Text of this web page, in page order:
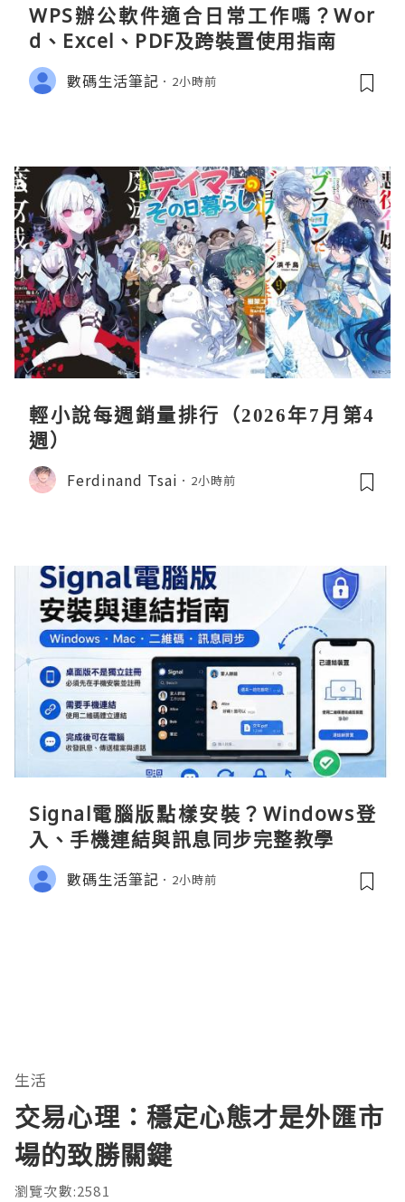
WPS辦公軟件適合日常工作嗎？Wor
d、Excel、PDF及跨裝置使用指南
數碼生活筆記 2小時前
輕小說每週銷量排行（2026年7月第4
週）
Ferdinand Tsai 2小時前
Signal電腦版點樣安裝？Windows登
入、手機連結與訊息同步完整教學
數碼生活筆記 2小時前
生活
交易心理：穩定心態才是外匯市
場的致勝關鍵
瀏覽次數:2581